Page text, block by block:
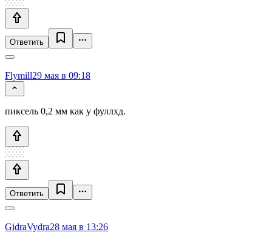
Ответить
Flymill29 мая в 09:18
пиксель 0,2 мм как у фуллхд.
Ответить
GidraVydra28 мая в 13:26